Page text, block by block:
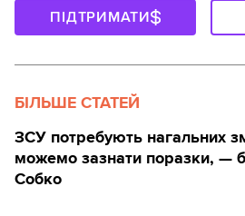
ПІДТРИМАТИ
БІЛЬШЕ СТАТЕЙ
ЗСУ потребують нагальних
можемо зазнати поразки, —
Собко